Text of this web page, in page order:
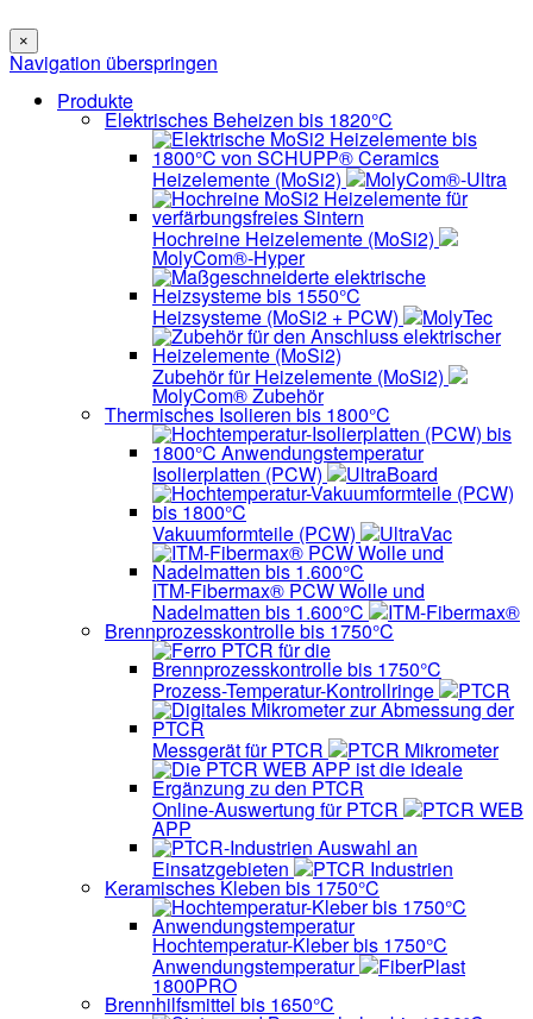
×
Navigation überspringen
Produkte
Elektrisches Beheizen bis 1820°C
Heizelemente (MoSi2) MolyCom®-Ultra
Hochreine Heizelemente (MoSi2)
MolyCom®-Hyper
Heizsysteme (MoSi2 + PCW) MolyTec
Zubehör für Heizelemente (MoSi2)
MolyCom® Zubehör
Thermisches Isolieren bis 1800°C
Isolierplatten (PCW) UltraBoard
Vakuumformteile (PCW) UltraVac
ITM-Fibermax® PCW Wolle und
Nadelmatten bis 1.600°C ITM-Fibermax®
Brennprozesskontrolle bis 1750°C
Prozess-Temperatur-Kontrollringe PTCR
Messgerät für PTCR PTCR Mikrometer
Online-Auswertung für PTCR PTCR WEB
APP
Auswahl an
Einsatzgebieten PTCR Industrien
Keramisches Kleben bis 1750°C
Hochtemperatur-Kleber bis 1750°C
Anwendungstemperatur FiberPlast
1800PRO
Brennhilfsmittel bis 1650°C